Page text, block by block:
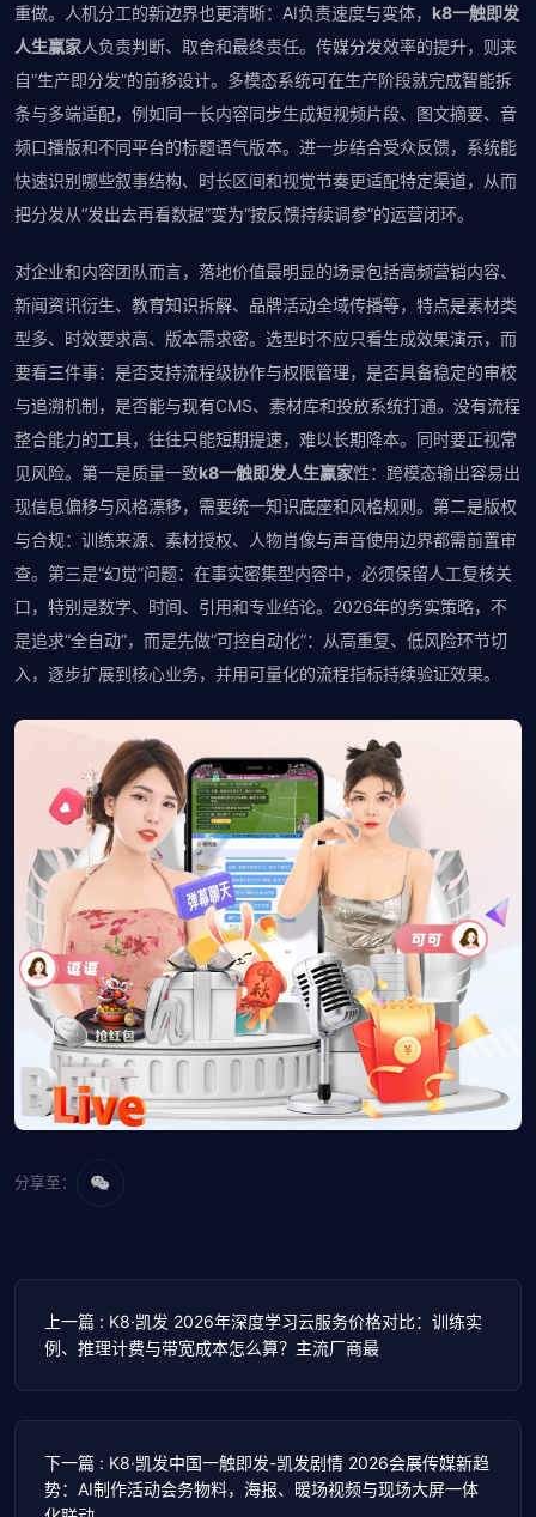
重做。人机分工的新边界也更清晰：AI负责速度与变体， k8一触即发
人生赢家人负责判断、取舍和最终责任。传媒分发效率的提升，则来
自“生产即分发”的前移设计。多模态系统可在生产阶段就完成智能拆
条与多端适配，例如同一长内容同步生成短视频片段、图文摘要、音
频口播版和不同平台的标题语气版本。进一步结合受众反馈，系统能
快速识别哪些叙事结构、时长区间和视觉节奏更适配特定渠道，从而
把分发从“发出去再看数据”变为“按反馈持续调参”的运营闭环。
对企业和内容团队而言，落地价值最明显的场景包括高频营销内容、
新闻资讯衍生、教育知识拆解、品牌活动全域传播等，特点是素材类
型多、时效要求高、版本需求密。选型时不应只看生成效果演示，而
要看三件事：是否支持流程级协作与权限管理，是否具备稳定的审校
与追溯机制，是否能与现有CMS、素材库和投放系统打通。没有流程
整合能力的工具，往往只能短期提速，难以长期降本。同时要正视常
见风险。第一是质量一致k8一触即发人生赢家性：跨模态输出容易出
现信息偏移与风格漂移，需要统一知识底座和风格规则。第二是版权
与合规：训练来源、素材授权、人物肖像与声音使用边界都需前置审
查。第三是“幻觉”问题：在事实密集型内容中，必须保留人工复核关
口，特别是数字、时间、引用和专业结论。2026年的务实策略，不
是追求“全自动”，而是先做“可控自动化”：从高重复、低风险环节切
入，逐步扩展到核心业务，并用可量化的流程指标持续验证效果。
分享至：
上一篇 : K8·凯发 2026年深度学习云服务价格对比：训练实
例、推理计费与带宽成本怎么算？主流厂商最
下一篇 : K8·凯发中国一触即发-凯发剧情 2026会展传媒新趋
势：AI制作活动会务物料，海报、暖场视频与现场大屏一体